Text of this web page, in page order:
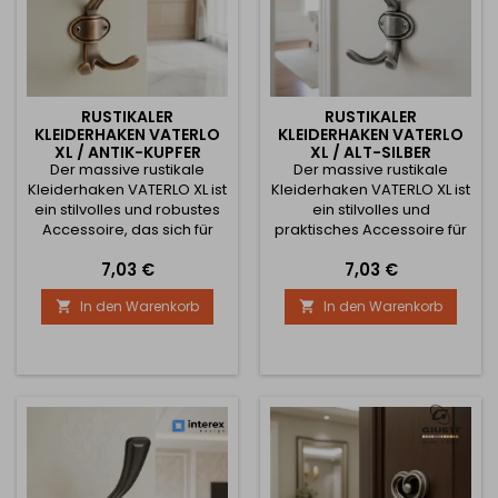
RUSTIKALER
KLEIDERHAKEN VATERLO
XL / ANTIK-KUPFER
Der massive rustikale
Kleiderhaken VATERLO XL ist
ein stilvolles und robustes
Accessoire, das sich für
Innenräume im klassischen,
Vintage- oder Industriestil
eignet. Der doppelte Haken
bietet ausreichend Platz
Mänteln, Jacken, Taschen
Ausführung in antikem
Kupfer verleiht dem Haken
einen...
Preis
7,03 €
 In den Warenkorb
RUSTIKALER
KLEIDERHAKEN VATERLO
XL / ALT-SILBER
Der massive rustikale
Kleiderhaken VATERLO XL ist
ein stilvolles und
praktisches Accessoire für
Korridore oder Innenräume
im klassischen, Vintage-
oder Industriestil. Elegant
geformte doppelte Haken
zum Aufhängen von
oder Accessoires. Die
Ausführung in Alt-Silber
verleiht dem Haken ein...
Preis
7,03 €
 In den Warenkorb